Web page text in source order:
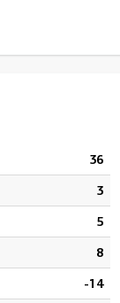
36
3
5
8
-14